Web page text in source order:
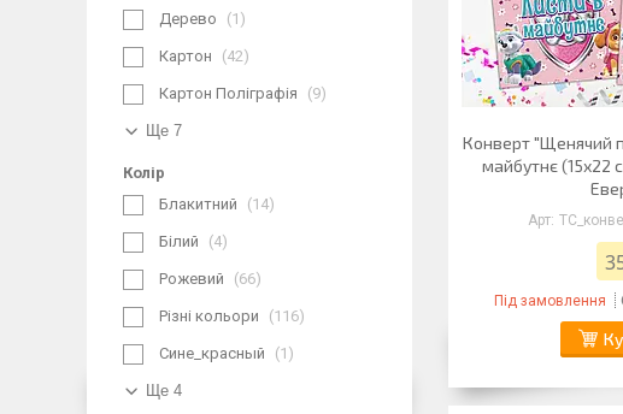
Конверт "Щенячий
майбутнє (15х22
Під замовлення
Дерево 1
Картон 42
Картон Поліграфія 9
Ще 7
Колір
Блакитний
14
Білий 4
Рожевий 66
Різні кольори 116
Сине_красный 1
Ще 4